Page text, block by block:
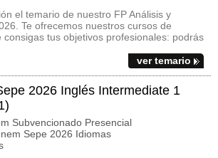
el temario de nuestro FP Análisis y
Te ofrecemos nuestros cursos de
tus objetivos profesionales: podrás
ver temario
2026 Inglés Intermediate 1
Subvencionado Presencial
Sepe 2026 Idiomas